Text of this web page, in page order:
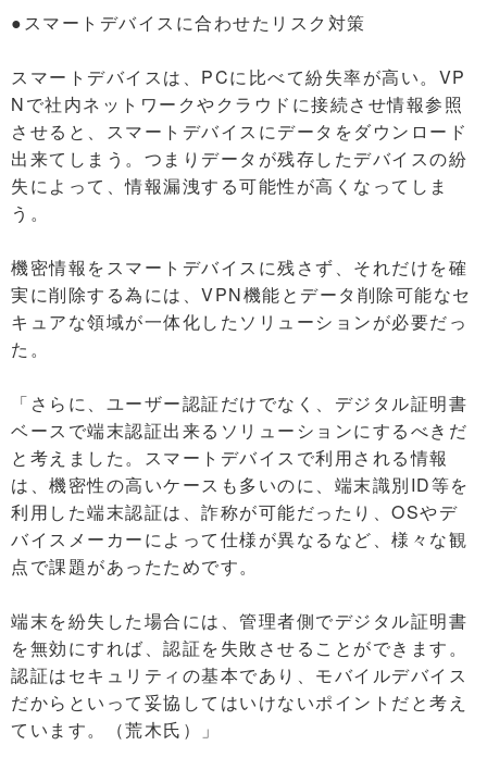
●スマートデバイスに合わせたリスク対策
スマートデバイスは、PCに比べて紛失率が高い。VP
Nで社内ネットワークやクラウドに接続させ情報参照
させると、スマートデバイスにデータをダウンロード
出来てしまう。つまりデータが残存したデバイスの紛
失によって、情報漏洩する可能性が高くなってしま
う。
機密情報をスマートデバイスに残さず、それだけを確
実に削除する為には、VPN機能とデータ削除可能なセ
キュアな領域が一体化したソリューションが必要だっ
た。
「さらに、ユーザー認証だけでなく、デジタル証明書
ベースで端末認証出来るソリューションにするべきだ
と考えました。スマートデバイスで利用される情報
は、機密性の高いケースも多いのに、端末識別ID等を
利用した端末認証は、詐称が可能だったり、OSやデ
バイスメーカーによって仕様が異なるなど、様々な観
点で課題があったためです。
端末を紛失した場合には、管理者側でデジタル証明書
を無効にすれば、認証を失敗させることができます。
認証はセキュリティの基本であり、モバイルデバイス
だからといって妥協してはいけないポイントだと考え
ています。（荒木氏）」